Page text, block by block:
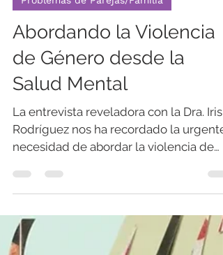
INSPIRA: Salud Mental
3 min de lectura
Problemas de Parejas/Familia
Abordando la Violencia
Salud Mental